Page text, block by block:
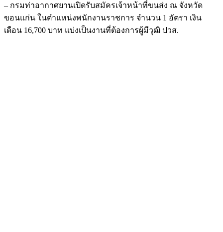
– กรมท่าอากาศยานเปิดรับสมัครเจ้าหน้าที่ขนส่ง ณ จังหวัด
ขอนแก่น ในตำแหน่งพนักงานราชการ จำนวน 1 อัตรา เงิน
เดือน 16,700 บาท แบ่งเป็นงานที่ต้องการผู้มีวุฒิ ปวส.